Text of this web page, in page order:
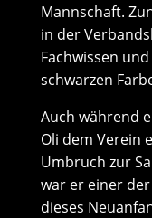
Mannschaft.
in der
Fachwissen
schwarzen
Auch während
Oli dem Verein
Umbruch zur
war er einer
dieses